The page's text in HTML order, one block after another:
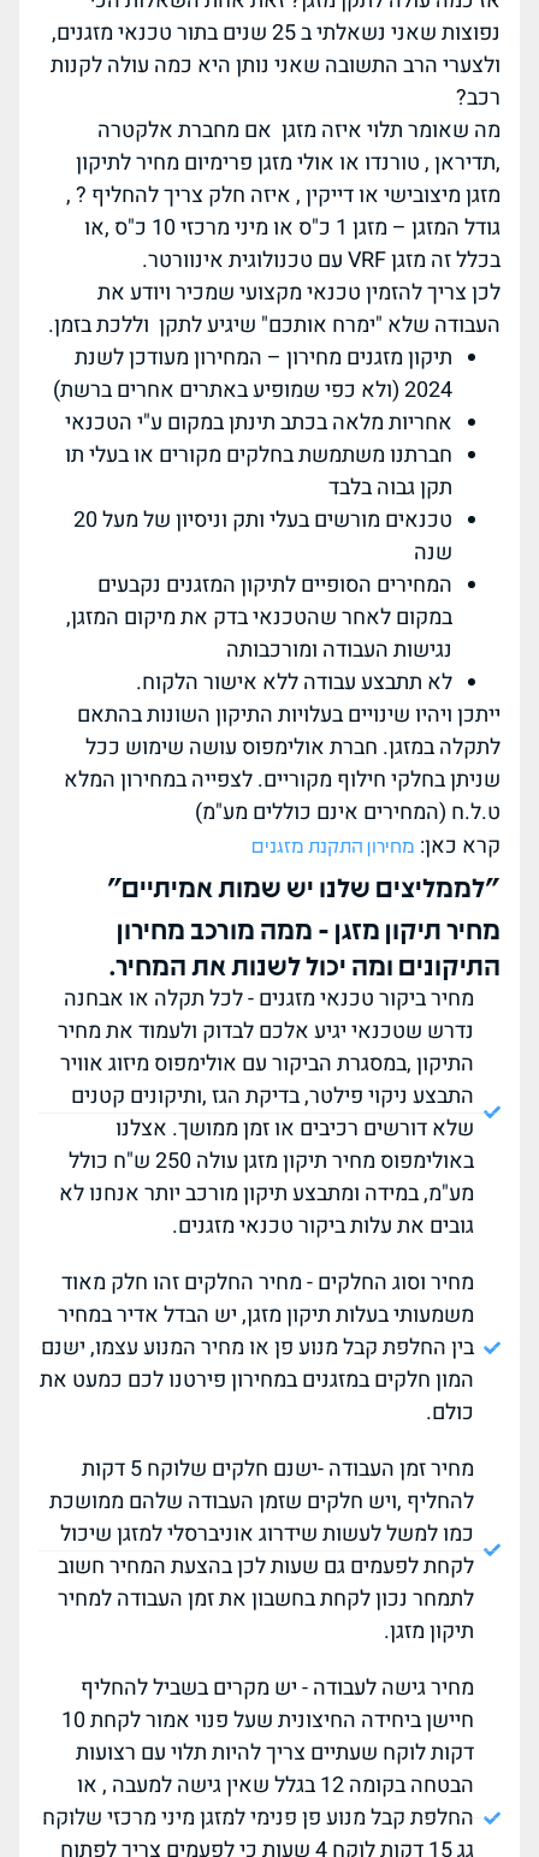
נפוצות שאני נשאלתי ב 25 שנים בתור טכנאי מזגנים,
ולצערי הרב התשובה שאני נותן היא כמה עולה לקנות
רכב?
מה שאומר תלוי איזה מזגן אם מחברת אלקטרה
,תדיראן , טורנדו או אולי מזגן פרימיום מחיר לתיקון
מזגן מיצובישי או דייקין , איזה חלק צריך להחליף ? ,
גודל המזגן – מזגן 1 כ"ס או מיני מרכזי 10 כ"ס ,או
בכלל זה מזגן VRF עם טכנולוגית אינוורטר.
לכן צריך להזמין טכנאי מקצועי שמכיר ויודע את
העבודה שלא "ימרח אותכם" שיגיע לתקן וללכת בזמן.
תיקון מזגנים מחירון – המחירון מעודכן לשנת
2024 (ולא כפי שמופיע באתרים אחרים ברשת)
אחריות מלאה בכתב תינתן במקום ע"י הטכנאי
חברתנו משתמשת בחלקים מקורים או בעלי תו
תקן גבוה בלבד
טכנאים מורשים בעלי ותק וניסיון של מעל 20
שנה
המחירים הסופיים לתיקון המזגנים נקבעים
במקום לאחר שהטכנאי בדק את מיקום המזגן,
נגישות העבודה ומורכבותה
לא תתבצע עבודה ללא אישור הלקוח.
ייתכן ויהיו שינויים בעלויות התיקון השונות בהתאם
לתקלה במזגן. חברת אולימפוס עושה שימוש ככל
שניתן בחלקי חילוף מקוריים. לצפייה במחירון המלא
ט.ל.ח (המחירים אינם כוללים מע"מ)
קרא כאן: מחירון התקנת מזגנים
"לממליצים שלנו יש שמות אמיתיים"
מחיר תיקון מזגן - ממה מורכב מחירון
התיקונים ומה יכול לשנות את המחיר.
מחיר ביקור טכנאי מזגנים - לכל תקלה או אבחנה
נדרש שטכנאי יגיע אלכם לבדוק ולעמוד את מחיר
התיקון ,במסגרת הביקור עם אולימפוס מיזוג אוויר
התבצע ניקוי פילטר, בדיקת הגז ,ותיקונים קטנים
שלא דורשים רכיבים או זמן ממושך. אצלנו
באולימפוס מחיר תיקון מזגן עולה 250 ש"ח כולל
מע"מ, במידה ומתבצע תיקון מורכב יותר אנחנו לא
גובים את עלות ביקור טכנאי מזגנים.
מחיר וסוג החלקים - מחיר החלקים זהו חלק מאוד
משמעותי בעלות תיקון מזגן, יש הבדל אדיר במחיר
בין החלפת קבל מנוע פן או מחיר המנוע עצמו, ישנם
המון חלקים במזגנים במחירון פירטנו לכם כמעט את
כולם.
מחיר זמן העבודה -ישנם חלקים שלוקח 5 דקות
להחליף ,ויש חלקים שזמן העבודה שלהם ממושכת
כמו למשל לעשות שידרוג אוניברסלי למזגן שיכול
לקחת לפעמים גם שעות לכן בהצעת המחיר חשוב
לתמחר נכון לקחת בחשבון את זמן העבודה למחיר
תיקון מזגן.
מחיר גישה לעבודה - יש מקרים בשביל להחליף
חיישן ביחידה החיצונית שעל פנוי אמור לקחת 10
דקות לוקח שעתיים צריך להיות תלוי עם רצועות
הבטחה בקומה 12 בגלל שאין גישה למעבה , או
החלפת קבל מנוע פן פנימי למזגן מיני מרכזי שלוקח
גג 15 דקות לוקח 4 שעות כי לפעמים צריך לפתוח